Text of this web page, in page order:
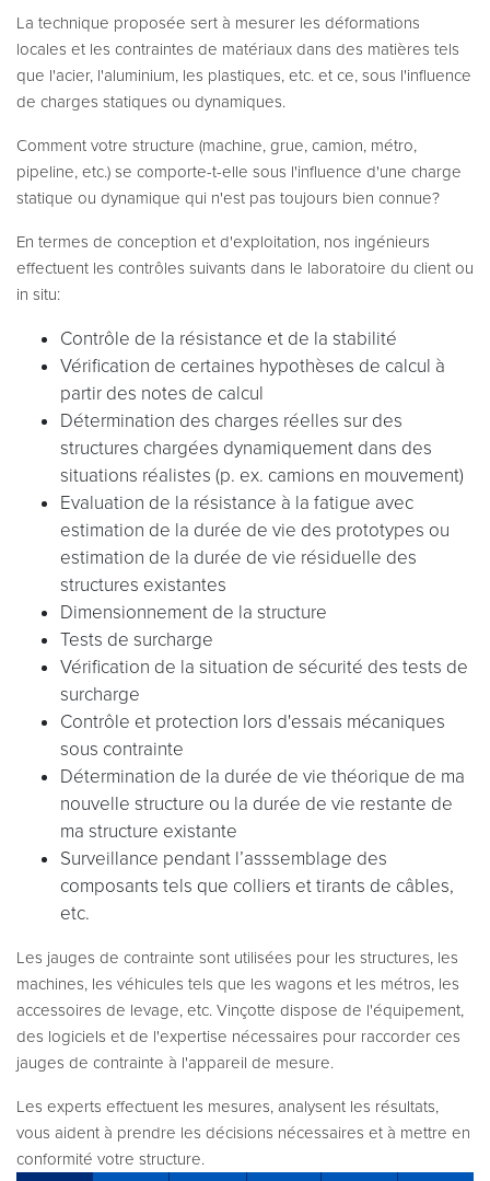
La technique proposée sert à mesurer les déformations
locales et les contraintes de matériaux dans des matières tels
que l'acier, l'aluminium, les plastiques, etc. et ce, sous l'influence
de charges statiques ou dynamiques.
Comment votre structure (machine, grue, camion, métro,
pipeline, etc.) se comporte-t-elle sous l'influence d'une charge
statique ou dynamique qui n'est pas toujours bien connue?
En termes de conception et d'exploitation, nos ingénieurs
effectuent les contrôles suivants dans le laboratoire du client ou
in situ:
Contrôle de la résistance et de la stabilité
Vérification de certaines hypothèses de calcul à
partir des notes de calcul
Détermination des charges réelles sur des
structures chargées dynamiquement dans des
situations réalistes (p. ex. camions en mouvement)
Evaluation de la résistance à la fatigue avec
estimation de la durée de vie des prototypes ou
estimation de la durée de vie résiduelle des
structures existantes
Dimensionnement de la structure
Tests de surcharge
Vérification de la situation de sécurité des tests de
surcharge
Contrôle et protection lors d'essais mécaniques
sous contrainte
Détermination de la durée de vie théorique de ma
nouvelle structure ou la durée de vie restante de
ma structure existante
Surveillance pendant l’asssemblage des
composants tels que colliers et tirants de câbles,
etc.
Les jauges de contrainte sont utilisées pour les structures, les
machines, les véhicules tels que les wagons et les métros, les
accessoires de levage, etc. Vinçotte dispose de l'équipement,
des logiciels et de l'expertise nécessaires pour raccorder ces
jauges de contrainte à l'appareil de mesure.
Les experts effectuent les mesures, analysent les résultats,
vous aident à prendre les décisions nécessaires et à mettre en
conformité votre structure.